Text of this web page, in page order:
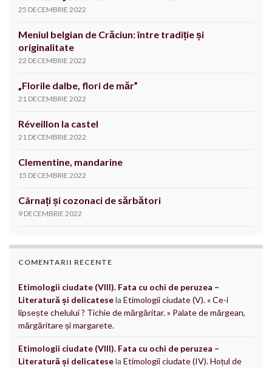
25 DECEMBRIE 2022
Meniul belgian de Crăciun: între tradiție și
originalitate
22 DECEMBRIE 2022
„Florile dalbe, flori de măr”
21 DECEMBRIE 2022
Réveillon la castel
21 DECEMBRIE 2022
Clementine, mandarine
15 DECEMBRIE 2022
Cârnați și cozonaci de sărbători
9 DECEMBRIE 2022
COMENTARII RECENTE
Etimologii ciudate (VIII). Fata cu ochi de peruzea –
Literatură și delicatesela Etimologii ciudate (V). « Ce-i
lipsește chelului ? Tichie de mărgăritar. » Palate de mărgean,
mărgăritare și margarete.
Etimologii ciudate (VIII). Fata cu ochi de peruzea –
Literatură și delicatesela Etimologii ciudate (IV). Hoțul de